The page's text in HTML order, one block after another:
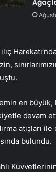
en büyük,
devam
atışları
bulundu.